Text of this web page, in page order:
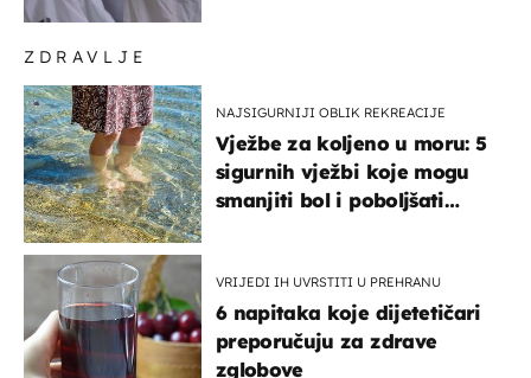
ZDRAVLJE
NAJSIGURNIJI OBLIK REKREACIJE
Vježbe za koljeno u moru: 5
sigurnih vježbi koje mogu
smanjiti bol i poboljšati
VRIJEDI IH UVRSTITI U PREHRANU
6 napitaka koje dijetetičari
preporučuju za zdrave
zglobove